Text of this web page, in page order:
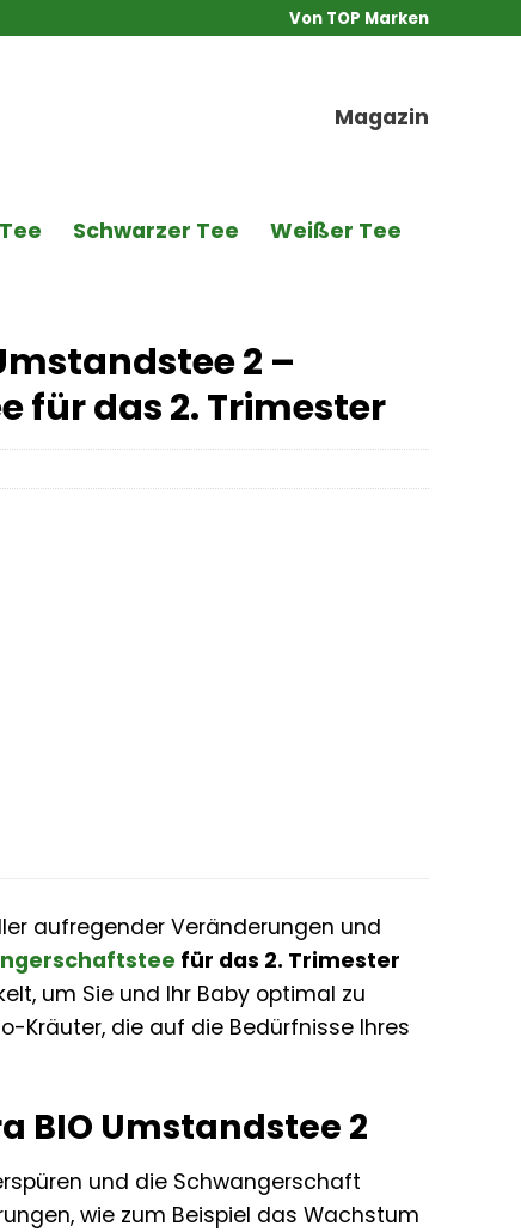
Von TOP Marken
Magazin
Schwarzer Tee Weißer Tee
2 –
für das 2. Trimester
aufregender Veränderungen und
für das 2. Trimester
um Sie und Ihr Baby optimal zu
Kräuter, die auf die Bedürfnisse Ihres
BIO Umstandstee 2
und die Schwangerschaft
wie zum Beispiel das Wachstum